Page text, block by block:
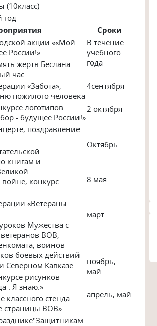
(10класс)
год
Сроки
акции ««Мой
России!».
жертв Беслана.
час.
«Забота»,
пожилого человека
логотипов
- будущее России!»
поздравление
книгам и
конкурс
«Ветераны
Мужества с
ВОВ,
воинов
боевых действий
Северном Кавказе.
рисунков
. Я знаю.»
стенда
страницы ВОВ».
В течение
учебного
года
4сентября
2 октября
Октябрь
8 мая
март
ноябрь,
май
апрель, май